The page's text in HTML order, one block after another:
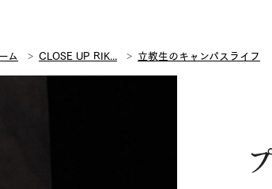
ム CLOSE UP RIK... 立教生のキャンパスライフ